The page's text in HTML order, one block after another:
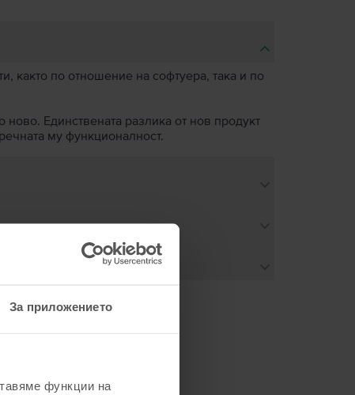
За приложението
функции на
както по отношение на софтуера, така и по
ново. Единствената разлика от нов продукт
му функционалност.